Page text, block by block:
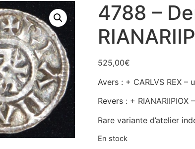
4788 –
525,00€
Avers : + CARLVS REX –
Revers : +
Rare variante d’atelier
En stock